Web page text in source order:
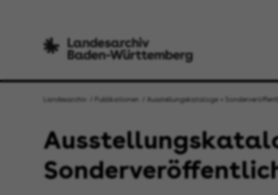
Landesarchiv Publikationen Ausstellungskataloge +